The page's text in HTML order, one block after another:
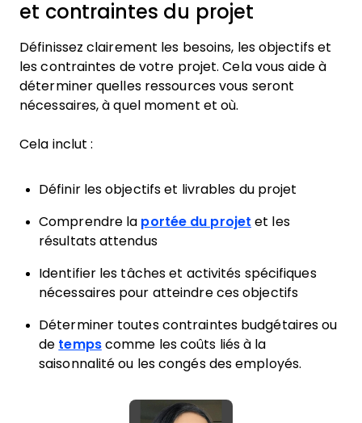
et contraintes du projet
Définissez clairement les besoins, les objectifs et
les contraintes de votre projet. Cela vous aide à
déterminer quelles ressources vous seront
nécessaires, à quel moment et où.
Cela inclut :
Définir les objectifs et livrables du projet
Comprendre la portée du projet et les
résultats attendus
Identifier les tâches et activités spécifiques
nécessaires pour atteindre ces objectifs
Déterminer toutes contraintes budgétaires ou
de tempscomme les coûts liés à la
saisonnalité ou les congés des employés.